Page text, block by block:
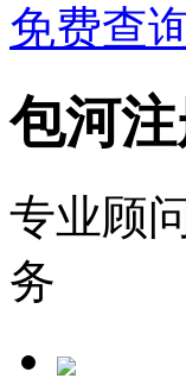
免费查
包河
专业顾
务